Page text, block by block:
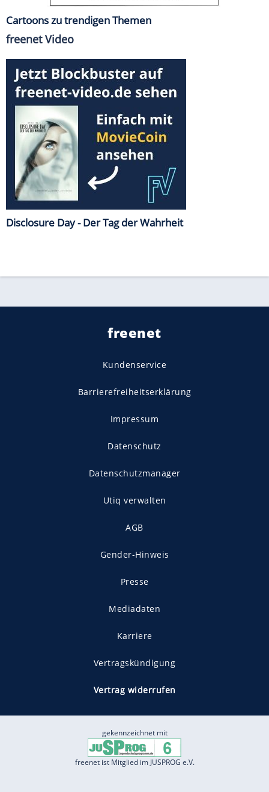
Cartoons zu trendigen Themen
freenet Video
Disclosure Day - Der Tag der Wahrheit
freenet
Kundenservice
Barrierefreiheitserklärung
Impressum
Datenschutz
Datenschutzmanager
Utiq verwalten
AGB
Gender-Hinweis
Presse
Mediadaten
Karriere
Vertragskündigung
Vertrag widerrufen
gekennzeichnet mit
freenet ist Mitglied im JUSPROG e.V.